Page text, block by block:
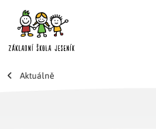
Aktuálně